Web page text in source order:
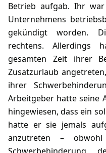
Betrieb aufgab. Ihr
Unternehmens
gekündigt worden.
rechtens.
gesamten Zeit ihrer
Zusatzurlaub
ihrer
Arbeitgeber hatte seine
hingewiesen, dass ein
hatte er sie jemals
anzutreten –